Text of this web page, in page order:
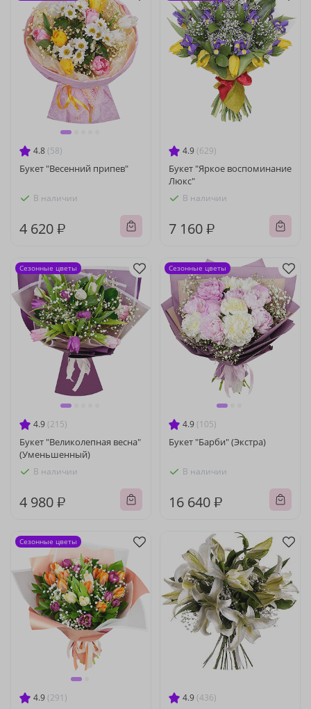
4.8 (58)
Букет "Весенний припев"
В наличии
4 620 ₽
4.9 (629)
Букет "Яркое воспоминание
Люкс"
В наличии
7 160 ₽
4.9 (215)
Букет "Великолепная весна"
(Уменьшенный)
В наличии
4 980 ₽
Сезонные цветы
4.9 (105)
Букет "Барби" (Экстра)
В наличии
16 640 ₽
Сезонные цветы
4.9 (291)
Сезонные цветы
4.9 (436)